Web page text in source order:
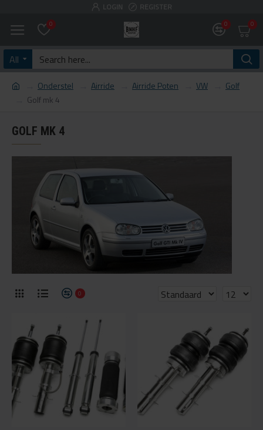
LOGIN REGISTER
0 0 0
All
Onderstel Airride Airride Poten VW
Golf
Golf mk 4
GOLF MK 4
0